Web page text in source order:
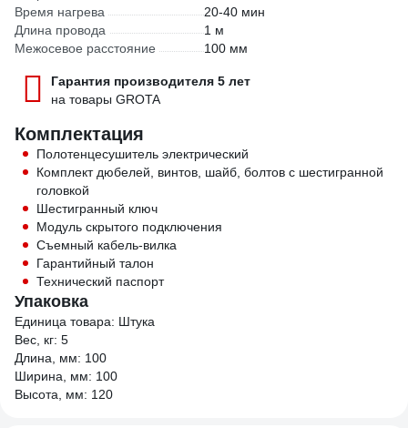
Время нагрева
20-40 мин
Длина провода
1 м
Межосевое расстояние
100 мм
Гарантия производителя 5 лет
на товары GROTA
Комплектация
Полотенцесушитель электрический
Комплект дюбелей, винтов, шайб, болтов с шестигранной
головкой
Шестигранный ключ
Модуль скрытого подключения
Съемный кабель-вилка
Гарантийный талон
Технический паспорт
Упаковка
Единица товара: Штука
Вес, кг: 5
Длина, мм: 100
Ширина, мм: 100
Высота, мм: 120